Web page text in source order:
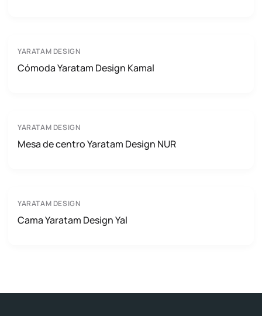
YARATAM DESIGN
Cómoda Yaratam Design Kamal
YARATAM DESIGN
Mesa de centro Yaratam Design NUR
YARATAM DESIGN
Cama Yaratam Design Yal